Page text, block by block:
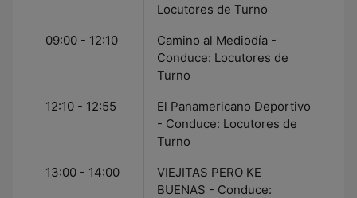
Locutores de Turno
09:00 - 12:10
Camino al Mediodía -
Conduce: Locutores de
Turno
12:10 - 12:55
El Panamericano Deportivo
- Conduce: Locutores de
Turno
13:00 - 14:00
VIEJITAS PERO KE
BUENAS - Conduce: